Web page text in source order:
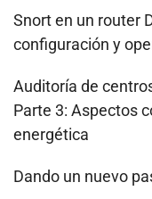
Snort en un router
configuración y
Auditoría de
Parte 3: Aspectos
energética
Dando un nuevo